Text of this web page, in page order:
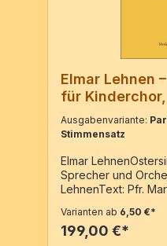
Elmar Lehnen
für
Orchester
Ausgabenvariante:
Stimmensatz
Elmar
Sprecher und
LehnenText: Pfr.
Pauken in A D,G, 2
Kontrabass Partitur,
Varianten ab 6,50 €*
199,00 €*